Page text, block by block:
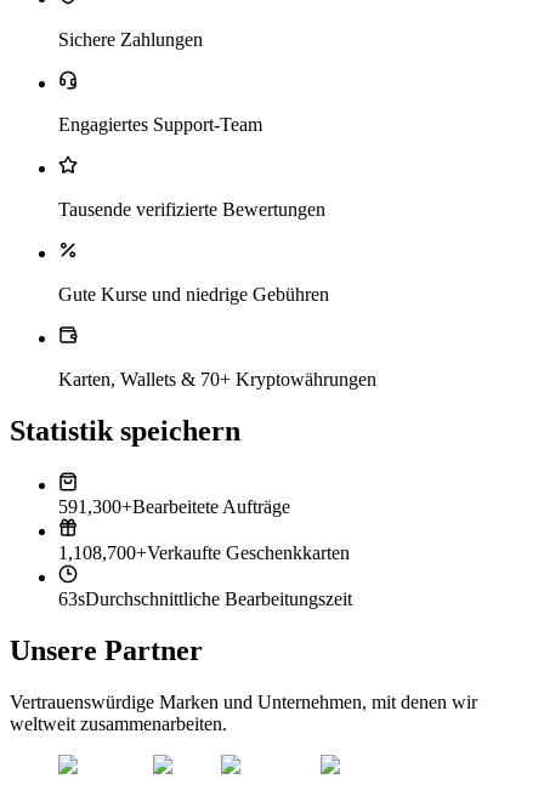
Sichere Zahlungen
Engagiertes Support-Team
Tausende verifizierte Bewertungen
Gute Kurse und niedrige Gebühren
Karten, Wallets & 70+ Kryptowährungen
Statistik speichern
591,300+Bearbeitete Aufträge
1,108,700+Verkaufte Geschenkkarten
63sDurchschnittliche Bearbeitungszeit
Unsere Partner
Vertrauenswürdige Marken und Unternehmen, mit denen wir
weltweit zusammenarbeiten.